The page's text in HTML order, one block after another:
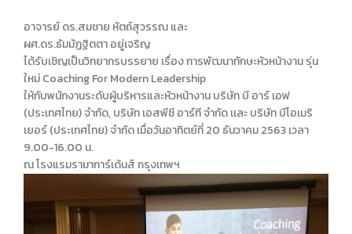
อาจารย์ ดร.สมชาย หัตถ์สุวรรณ และ
ผศ.ดร.ธัมมัฏฐิตตา อยู่เจริญ
ได้รับเชิญเป็นวิทยากรบรรยาย เรื่อง การพัฒนาทักษะหัวหน้างาน รุ่น
ใหม่ Coaching For Modern Leadership
ให้กับพนักงานระดับผู้บริหารและหัวหน้างาน บริษัท บี อาร์ เอฟ
(ประเทศไทย) จำกัด, บริษัท เอสพีซี อาร์ที จำกัด เเละ บริษัท บีโอเมริ
เยอร์ (ประเทศไทย) จำกัด เมื่อวันอาทิตย์ที่ 20 ธันวาคม 2563 เวลา
9.00-16.00 น.
ณ โรงแรมรามาการ์เด้นส์ กรุงเทพฯ